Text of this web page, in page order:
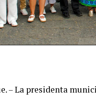
– La presidenta